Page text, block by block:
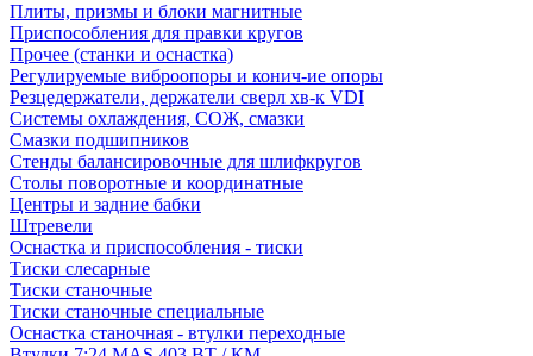
Плиты, призмы и блоки магнитные
Приспособления для правки кругов
Прочее (станки и оснастка)
Регулируемые виброопоры и конич-ие опоры
Резцедержатели, держатели сверл хв-к VDI
Системы охлаждения, СОЖ, смазки
Смазки подшипников
Стенды балансировочные для шлифкругов
Столы поворотные и координатные
Центры и задние бабки
Штревели
Оснастка и приспособления - тиски
Тиски слесарные
Тиски станочные
Тиски станочные специальные
Оснастка станочная - втулки переходные